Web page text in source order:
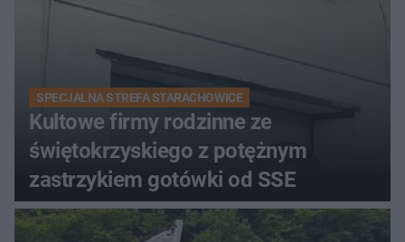
SPECJALNA STREFA STARACHOWICE
Kultowe firmy rodzinne ze
świętokrzyskiego z potężnym
zastrzykiem gotówki od SSE